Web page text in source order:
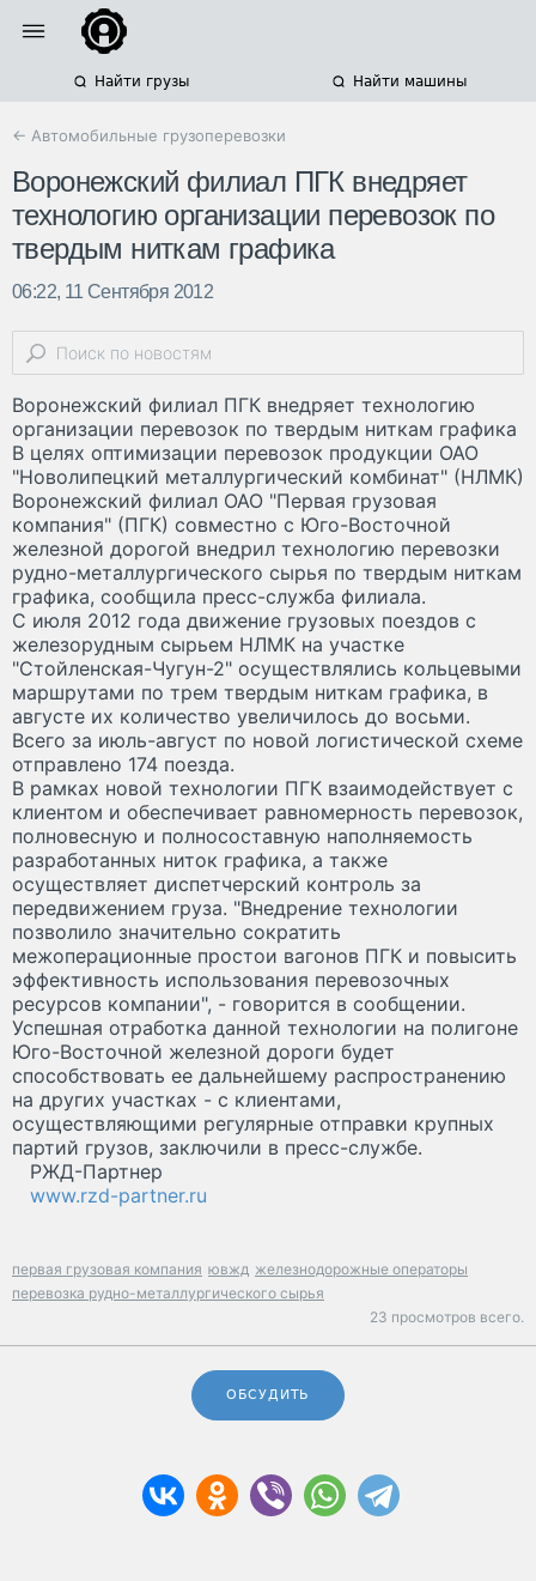
Найти грузы Найти машины
← Автомобильные грузоперевозки
Воронежский филиал ПГК внедряет
технологию организации перевозок по
твердым ниткам графика
06:22, 11 Сентября 2012
Воронежский филиал ПГК внедряет технологию
организации перевозок по твердым ниткам графика
В целях оптимизации перевозок продукции ОАО
"Новолипецкий металлургический комбинат" (НЛМК)
Воронежский филиал ОАО "Первая грузовая
компания" (ПГК) совместно с Юго-Восточной
железной дорогой внедрил технологию перевозки
рудно-металлургического сырья по твердым ниткам
графика, сообщила пресс-служба филиала.
С июля 2012 года движение грузовых поездов с
железорудным сырьем НЛМК на участке
"Стойленская-Чугун-2" осуществлялись кольцевыми
маршрутами по трем твердым ниткам графика, в
августе их количество увеличилось до восьми.
Всего за июль-август по новой логистической схеме
отправлено 174 поезда.
В рамках новой технологии ПГК взаимодействует с
клиентом и обеспечивает равномерность перевозок,
полновесную и полносоставную наполняемость
разработанных ниток графика, а также
осуществляет диспетчерский контроль за
передвижением груза. "Внедрение технологии
позволило значительно сократить
межоперационные простои вагонов ПГК и повысить
эффективность использования перевозочных
ресурсов компании", - говорится в сообщении.
Успешная отработка данной технологии на полигоне
Юго-Восточной железной дороги будет
способствовать ее дальнейшему распространению
на других участках - с клиентами,
осуществляющими регулярные отправки крупных
партий грузов, заключили в пресс-службе.
РЖД-Партнер
www.rzd-partner.ru
первая грузовая компания ювжд железнодорожные операторы
перевозка рудно-металлургического сырья
23 просмотров всего.
ОБСУДИТЬ